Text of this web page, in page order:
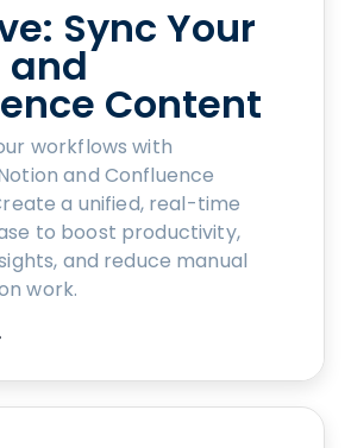
Sync Your
and
Content
workflows with
and Confluence
a unified, real-time
to boost productivity,
and reduce manual
work.